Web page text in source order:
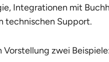
Integrationen mit
technischen Support.
Vorstellung zwei